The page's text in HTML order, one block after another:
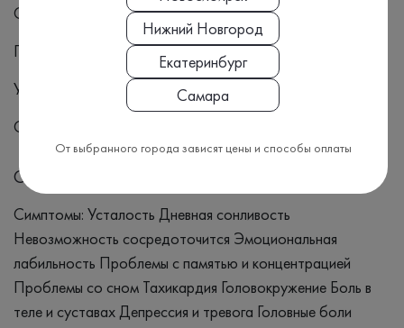
COVID-19
Постковидный синдром
Усталость
Сонливость
Симптомы
Симптомы: Усталость Дневная сонливость
Невозможность сосредоточится Эмоциональная
лабильность Проблемы с памятью и концентрацией
Проблемы со сном Тахикардия Головокружение Боль в
теле и суставах Депрессия и тревога Головные боли
Нижний Новгород
Екатеринбург
Самара
От выбранного города зависят цены и способы оплаты